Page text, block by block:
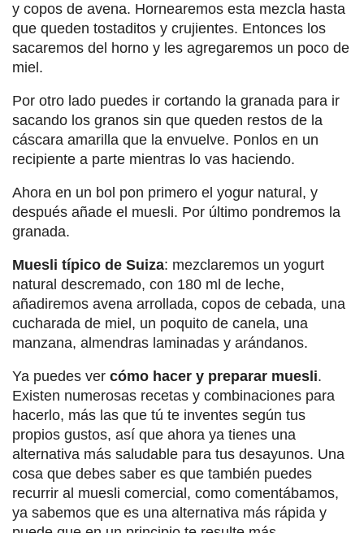
y copos de avena. Hornearemos esta mezcla hasta
que queden tostaditos y crujientes. Entonces los
sacaremos del horno y les agregaremos un poco de
miel.
Por otro lado puedes ir cortando la granada para ir
sacando los granos sin que queden restos de la
cáscara amarilla que la envuelve. Ponlos en un
recipiente a parte mientras lo vas haciendo.
Ahora en un bol pon primero el yogur natural, y
después añade el muesli. Por último pondremos la
granada.
Muesli típico de Suiza: mezclaremos un yogurt
natural descremado, con 180 ml de leche,
añadiremos avena arrollada, copos de cebada, una
cucharada de miel, un poquito de canela, una
manzana, almendras laminadas y arándanos.
Ya puedes ver cómo hacer y preparar muesli.
Existen numerosas recetas y combinaciones para
hacerlo, más las que tú te inventes según tus
propios gustos, así que ahora ya tienes una
alternativa más saludable para tus desayunos. Una
cosa que debes saber es que también puedes
recurrir al muesli comercial, como comentábamos,
ya sabemos que es una alternativa más rápida y